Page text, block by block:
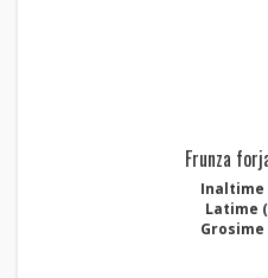
Frunza
Inaltime
Latime
Grosime